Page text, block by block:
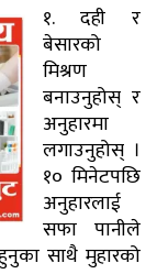
१. दही र
बेसारको
मिश्रण
बनाउनुहोस् र
अनुहारमा
लगाउनुहोस् ।
१० मिनेटपछि
अनुहारलाई
सफा पानीले
साथै मुहारको